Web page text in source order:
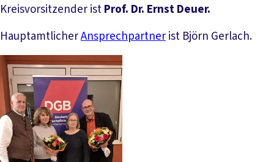
Kreisvorsitzender istProf. Dr. Ernst Deuer.
HauptamtlicherAnsprechpartnerist Björn Gerlach.